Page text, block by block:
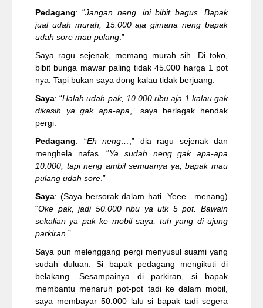
Pedagang: “Jangan neng, ini bibit bagus. Bapak
jual udah murah, 15.000 aja gimana neng bapak
udah sore mau pulang.”
Saya ragu sejenak, memang murah sih. Di toko,
bibit bunga mawar paling tidak 45.000 harga 1 pot
nya. Tapi bukan saya dong kalau tidak berjuang.
Saya: “Halah udah pak, 10.000 ribu aja 1 kalau gak
dikasih ya gak apa-apa,” saya berlagak hendak
pergi.
Pedagang: “Eh neng…,” dia ragu sejenak dan
menghela nafas. “Ya sudah neng gak apa-apa
10.000, tapi neng ambil semuanya ya, bapak mau
pulang udah sore.”
Saya: (Saya bersorak dalam hati. Yeee…menang)
“Oke pak, jadi 50.000 ribu ya utk 5 pot. Bawain
sekalian ya pak ke mobil saya, tuh yang di ujung
parkiran.”
Saya pun melenggang pergi menyusul suami yang
sudah duluan. Si bapak pedagang mengikuti di
belakang. Sesampainya di parkiran, si bapak
membantu menaruh pot-pot tadi ke dalam mobil,
saya membayar 50.000 lalu si bapak tadi segera